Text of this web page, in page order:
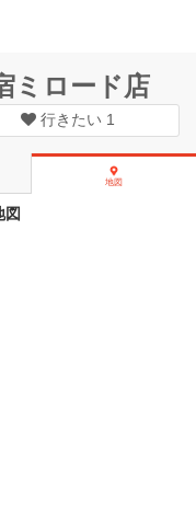
ミロード店
行きたい 1
地図
図